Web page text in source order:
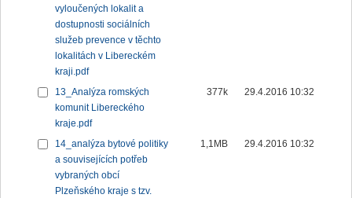
vyloučených lokalit a
dostupnosti sociálních
služeb prevence v těchto
lokalitách v Libereckém
kraji.pdf
13_Analýza romských
komunit Libereckého
kraje.pdf
377k 29.4.2016 10:32
14_analýza bytové politiky
a souvisejících potřeb
vybraných obcí
Plzeňského kraje s tzv.
1,1MB 29.4.2016 10:32